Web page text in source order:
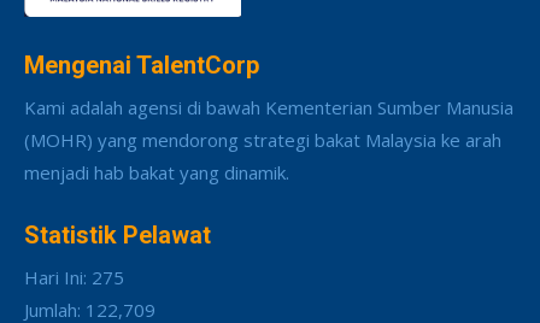
Mengenai TalentCorp
Kami adalah agensi di bawah Kementerian Sumber Manusia
(MOHR) yang mendorong strategi bakat Malaysia ke arah
menjadi hab bakat yang dinamik.
Statistik Pelawat
Hari Ini: 275
Jumlah: 122,709